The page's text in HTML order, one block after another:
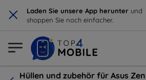
× Laden Sie unsere App herunter und
shoppen Sie noch einfacher.
Hüllen und zubehör für Asus